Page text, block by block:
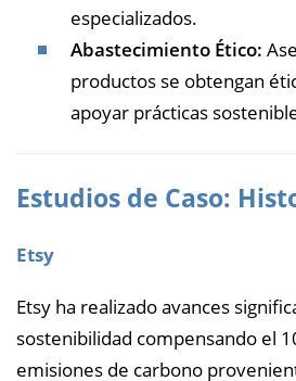
especializados.
Abastecimiento Ético:
productos se obtengan
apoyar prácticas
Estudios de Caso:
Etsy
Etsy ha realizado avances
sostenibilidad compensando el
emisiones de carbono